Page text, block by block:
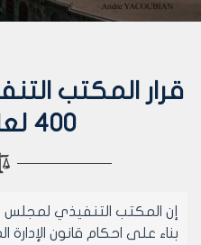
قرار المكتب
400 لعام 2001
إن المكتب التنفيذي
بناء على احكام قانون الإدارة